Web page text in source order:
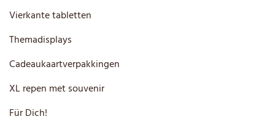
Vierkante tabletten
Themadisplays
Cadeaukaartverpakkingen
XL repen met souvenir
Für Dich!